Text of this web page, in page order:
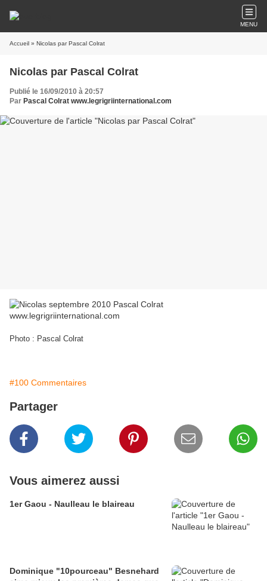
MENU
Accueil » Nicolas par Pascal Colrat
Nicolas par Pascal Colrat
Publié le 16/09/2010 à 20:57
Par Pascal Colrat www.legrigriinternational.com
Photo : Pascal Colrat
#100 Commentaires
Partager
Vous aimerez aussi
1er Gaou - Naulleau le blaireau
Dominique "10pourceau" Besnehard